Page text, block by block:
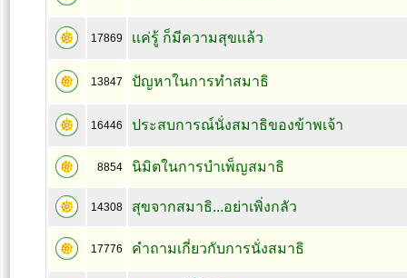
17869 เเค่รู้ ก็มีความสุขเเล้ว
13847 ปัญหาในการทำสมาธิ
16446 ประสบการณ์นั่งสมาธิของข้าพเจ้า
8854 นิมิตในการบำเพ็ญสมาธิ
14308 สุขจากสมาธิ...อย่าเพิ่งกลัว
17776 คำถามเกี่ยวกับการนั่งสมาธิ